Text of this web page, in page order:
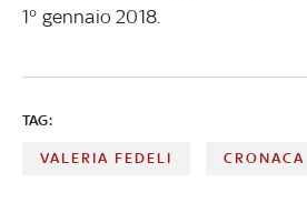
1° gennaio 2018.
TAG:
VALERIA FEDELI CRONACA